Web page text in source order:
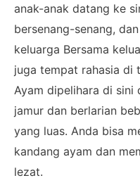
anak-anak datang ke
bersenang-senang,
keluarga Bersama
juga tempat rahasia di
Ayam dipelihara di sini
jamur dan berlarian
yang luas. Anda bisa
kandang ayam dan
lezat.